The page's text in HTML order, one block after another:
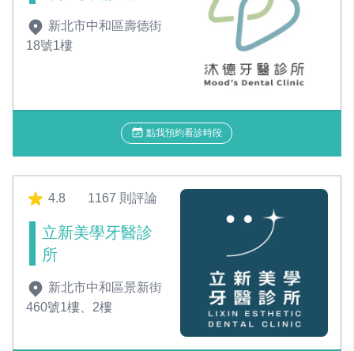
新北市中和區壽德街
18號1樓
點我預約看診時段
4.8 1167 則評論
立新美學牙醫診
所
新北市中和區景新街
460號1樓、2樓